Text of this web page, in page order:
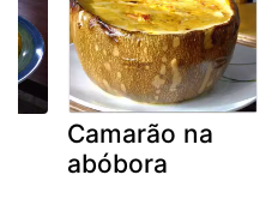
Camarão na
abóbora